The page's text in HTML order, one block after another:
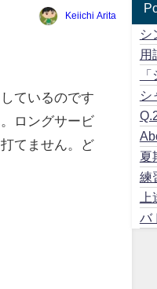
Keiichi Arita
ているのです
ロングサービ
てません。ど
シ
用
シ
夏
練
バ